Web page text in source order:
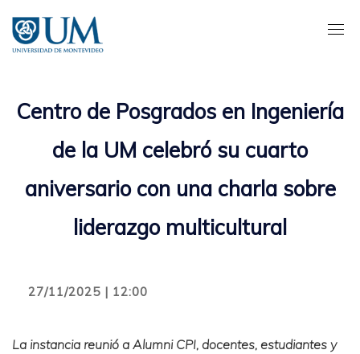
contenido
principal
Centro de Posgrados en Ingeniería
de la UM celebró su cuarto
aniversario con una charla sobre
liderazgo multicultural
27/11/2025 | 12:00
La instancia reunió a Alumni CPI, docentes, estudiantes y